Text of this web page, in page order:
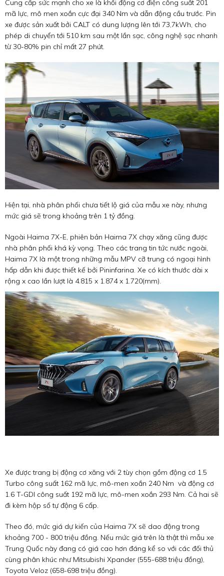
Cung cấp sức mạnh cho xe là khối động cơ điện công suất 201
mã lực, mô men xoắn cực đại 340 Nm và dẫn động cầu trước. Pin
xe được sản xuất bởi CALT có dung lượng lên tới 73,7kWh, cho
phép di chuyển tới 510 km sau một lần sạc, công nghệ sạc nhanh
từ 30-80% pin chỉ mất 27 phút.
Hiện tại, nhà phân phối chưa tiết lộ giá của mẫu xe này, nhưng
mức giá sẽ trong khoảng trên 1 tỷ đồng.
Ngoài Haima 7X-E, phiên bản Haima 7X chạy xăng cũng được
nhà phân phối khá kỳ vọng. Theo các trang tin tức nước ngoài,
Haima 7X là một trong những mẫu MPV cỡ trung có ngoại hình
hấp dẫn khi được thiết kế bởi Pininfarina. Xe có kích thước dài x
rộng x cao lần lượt là 4.815 x 1.874 x 1.720(mm).
Xe được trang bị động cơ xăng với 2 tùy chọn gồm động cơ 1.5
Turbo công suất 162 mã lực, mô-men xoắn 240 Nm và động cơ
1.6 T-GDI công suất 192 mã lực, mô-men xoắn 293 Nm. Cả hai sẽ
đi kèm hộp số tự động 6 cấp.
Theo đó, mức giá dự kiến của Haima 7X sẽ dao động trong
khoảng 700 - 800 triệu đồng. Nếu mức giá trên là thật thì mẫu xe
Trung Quốc này đang có giá cao hơn đáng kể so với các đối thủ
cùng phân khúc như Mitsubishi Xpander (555-688 triệu đồng),
Toyota Veloz (658-698 triệu đồng).